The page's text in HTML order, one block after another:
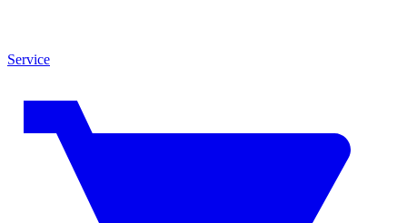
Service